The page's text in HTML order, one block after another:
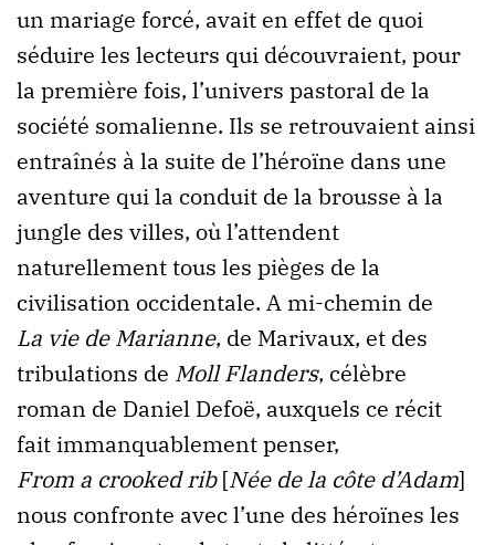
un mariage forcé, avait en effet de quoi
séduire les lecteurs qui découvraient, pour
la première fois, l’univers pastoral de la
société somalienne. Ils se retrouvaient ainsi
entraînés à la suite de l’héroïne dans une
aventure qui la conduit de la brousse à la
jungle des villes, où l’attendent
naturellement tous les pièges de la
civilisation occidentale. A mi-chemin de
La vie de Marianne, de Marivaux, et des
tribulations de Moll Flanders, célèbre
roman de Daniel Defoë, auxquels ce récit
fait immanquablement penser,
From a crooked rib[Née de la côte d’Adam]
nous confronte avec l’une des héroïnes les